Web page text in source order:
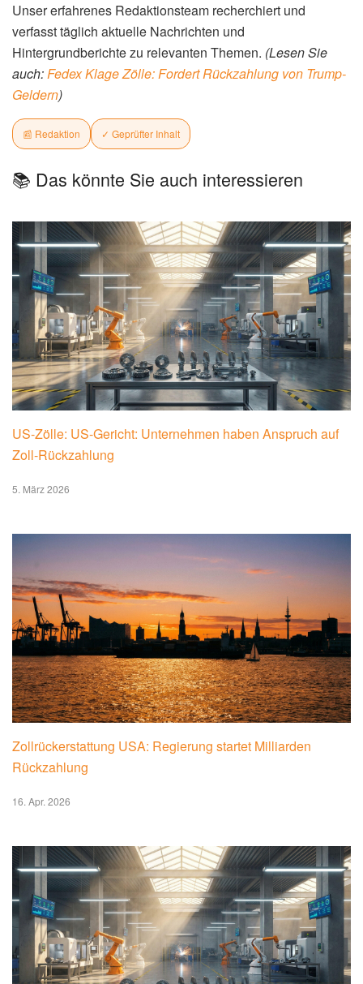
Unser erfahrenes Redaktionsteam recherchiert und
verfasst täglich aktuelle Nachrichten und
Hintergrundberichte zu relevanten Themen. (Lesen Sie
auch:Fedex Klage Zölle: Fordert Rückzahlung von Trump-
Geldern)
📰 Redaktion ✓ Geprüfter Inhalt
📚 Das könnte Sie auch interessieren
US-Zölle: US-Gericht: Unternehmen haben Anspruch auf
Zoll-Rückzahlung
5. März 2026
Zollrückerstattung USA: Regierung startet Milliarden
Rückzahlung
16. Apr. 2026